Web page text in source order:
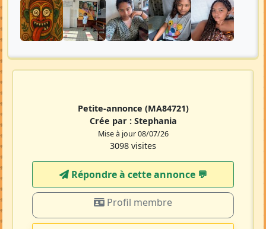
Petite-annonce (MA84721)
Crée par : Stephania
Mise à jour 08/07/26
3098 visites
Répondre à cette annonce 💬​
Profil membre